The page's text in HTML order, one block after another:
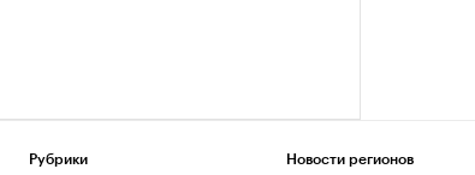
Рубрики Новости регионов